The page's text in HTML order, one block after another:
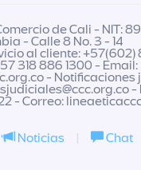
de Cali - NIT:
- Calle 8 No. 3 - 14
al cliente: +57(602)
318 886 1300 - Email:
- Notificaciones
-
- Correo:
Noticias | Chat